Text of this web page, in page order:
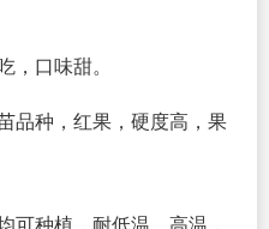
，口味甜。
品种，红果，硬度高，果
可种植，耐低温、高温，